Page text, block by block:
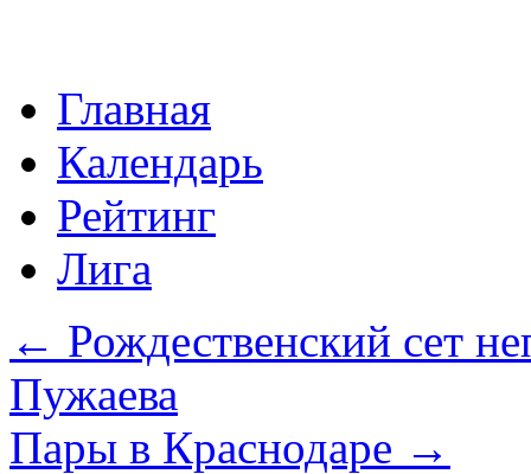
Перейти
содержимому
Главная
Календарь
Рейтинг
Лига
← Рождественский сет
Пужаева
Пары в Краснодаре →